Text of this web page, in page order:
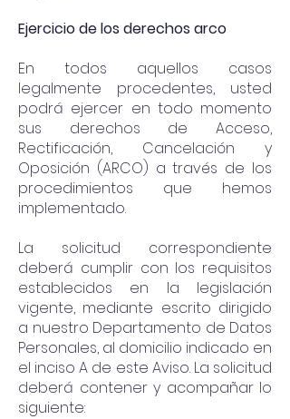
Ejercicio de los derechos arco
En todos aquellos casos
legalmente procedentes, usted
podrá ejercer en todo momento
sus derechos de Acceso,
Rectificación, Cancelación y
Oposición (ARCO) a través de los
procedimientos que hemos
implementado.
La solicitud correspondiente
deberá cumplir con los requisitos
establecidos en la legislación
vigente, mediante escrito dirigido
a nuestro Departamento de Datos
Personales, al domicilio indicado en
el inciso A de este Aviso. La solicitud
deberá contener y acompañar lo
siguiente: